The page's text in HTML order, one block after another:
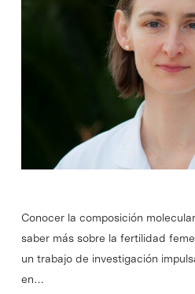
Conocer la composición
saber más sobre la fertilidad
un trabajo de investigación
en…